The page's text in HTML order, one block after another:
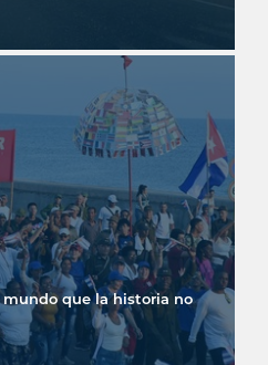
que la historia no